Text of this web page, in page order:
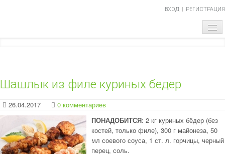
ВХОД РЕГИСТРАЦИЯ
ОБЪЯВЛЕНИЯ
АБИТУРИЕНТ
Шашлык из филе куриных бедер
26.04.2017
0 комментариев
ПОНАДОБИТСЯ: 2 кг куриных бёдер (без
костей, только филе), 300 г майонеза, 50
мл соевого соуса, 1 ст. л. горчицы, черный
перец, соль.